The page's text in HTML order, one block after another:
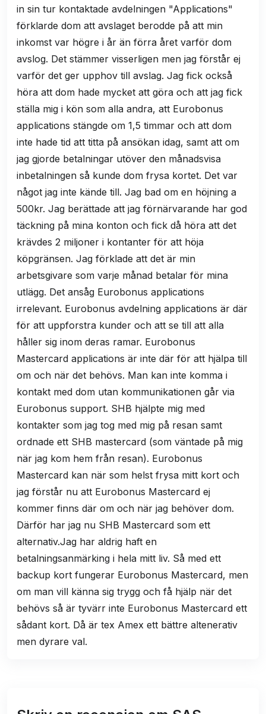
in sin tur kontaktade avdelningen "Applications"
förklarde dom att avslaget berodde på att min
inkomst var högre i år än förra året varför dom
avslog. Det stämmer visserligen men jag förstår ej
varför det ger upphov till avslag. Jag fick också
höra att dom hade mycket att göra och att jag fick
ställa mig i kön som alla andra, att Eurobonus
applications stängde om 1,5 timmar och att dom
inte hade tid att titta på ansökan idag, samt att om
jag gjorde betalningar utöver den månadsvisa
inbetalningen så kunde dom frysa kortet. Det var
något jag inte kände till. Jag bad om en höjning a
500kr. Jag berättade att jag förnärvarande har god
täckning på mina konton och fick då höra att det
krävdes 2 miljoner i kontanter för att höja
köpgränsen. Jag förklade att det är min
arbetsgivare som varje månad betalar för mina
utlägg. Det ansåg Eurobonus applications
irrelevant. Eurobonus avdelning applications är där
för att uppforstra kunder och att se till att alla
håller sig inom deras ramar. Eurobonus
Mastercard applications är inte där för att hjälpa till
om och när det behövs. Man kan inte komma i
kontakt med dom utan kommunikationen går via
Eurobonus support. SHB hjälpte mig med
kontakter som jag tog med mig på resan samt
ordnade ett SHB mastercard (som väntade på mig
när jag kom hem från resan). Eurobonus
Mastercard kan när som helst frysa mitt kort och
jag förstår nu att Eurobonus Mastercard ej
kommer finns där om och när jag behöver dom.
Därför har jag nu SHB Mastercard som ett
alternativ.Jag har aldrig haft en
betalningsanmärking i hela mitt liv. Så med ett
backup kort fungerar Eurobonus Mastercard, men
om man vill känna sig trygg och få hjälp när det
behövs så är tyvärr inte Eurobonus Mastercard ett
sådant kort. Då är tex Amex ett bättre altenerativ
men dyrare val.